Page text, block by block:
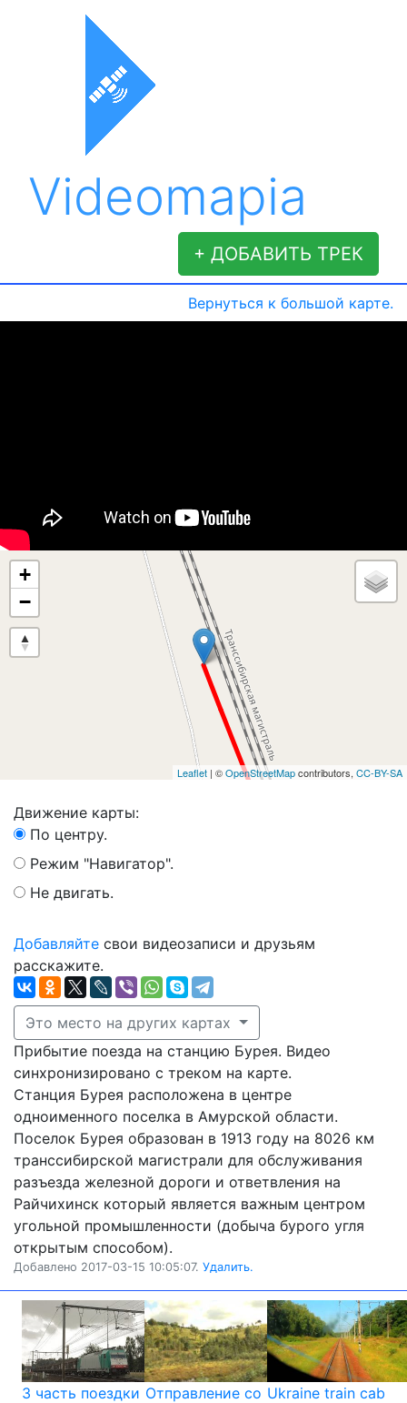
Videomapia
+ ДОБАВИТЬ ТРЕК
Вернуться к большой карте.
+
−
Leaflet | ©OpenStreetMapcontributors, CC-BY-SA
Движение карты:
По центру.
Режим "Навигатор".
Не двигать.
Добавляйте свои видеозаписи и друзьям
расскажите.
Это место на других картах
Прибытие поезда на станцию Бурея. Видео
синхронизировано с треком на карте.
Станция Бурея расположена в центре
одноименного поселка в Амурской области.
Поселок Бурея образован в 1913 году на 8026 км
транссибирской магистрали для обслуживания
разъезда железной дороги и ответвления на
Райчихинск который является важным центром
угольной промышленности (добыча бурого угля
открытым способом).
Добавлено 2017-03-15 10:05:07. Удалить.
3 часть поездки Отправление со Ukraine train cab